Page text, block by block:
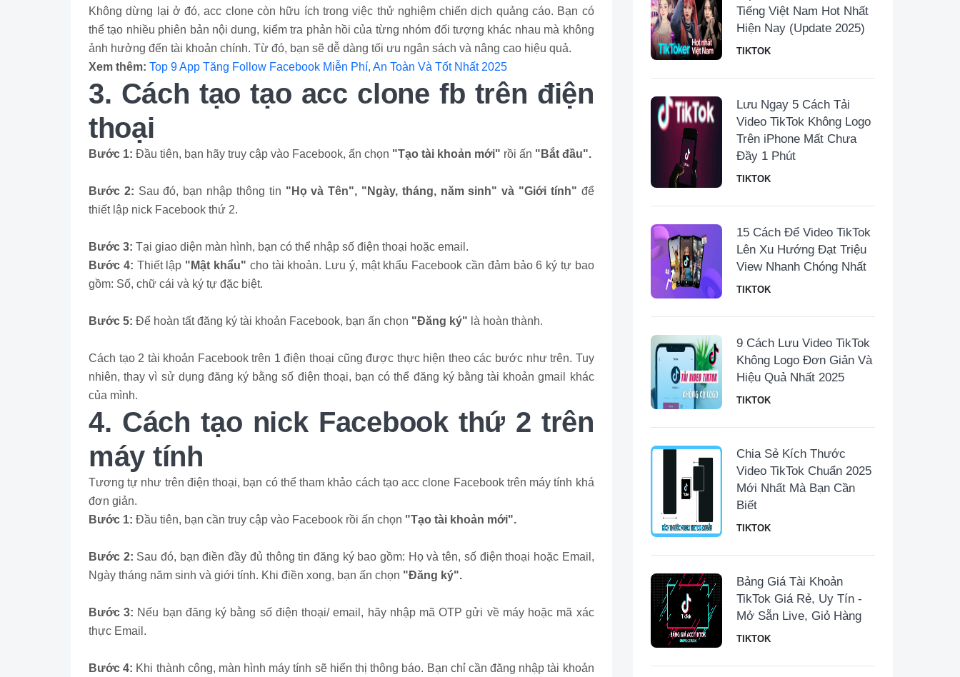
Không dừng lại ở đó, acc clone còn hữu ích trong việc thử nghiệm chiến dịch quảng cáo. Bạn có
thể tạo nhiều phiên bản nội dung, kiểm tra phản hồi của từng nhóm đối tượng khác nhau mà không
ảnh hưởng đến tài khoản chính. Từ đó, bạn sẽ dễ dàng tối ưu ngân sách và nâng cao hiệu quả.
Xem thêm: Top 9 App Tăng Follow Facebook Miễn Phí, An Toàn Và Tốt Nhất 2025
3. Cách tạo tạo acc clone fb trên điện
thoại
Bước 1: Đầu tiên, bạn hãy truy cập vào Facebook, ấn chọn "Tạo tài khoản mới" rồi ấn "Bắt đầu".
Bước 2: Sau đó, bạn nhập thông tin "Họ và Tên", "Ngày, tháng, năm sinh" và "Giới tính" để
thiết lập nick Facebook thứ 2.
Bước 3: Tại giao diện màn hình, bạn có thể nhập số điện thoại hoặc email.
Bước 4: Thiết lập "Mật khẩu" cho tài khoản. Lưu ý, mật khẩu Facebook cần đảm bảo 6 ký tự bao
gồm: Số, chữ cái và ký tự đặc biệt.
Bước 5: Để hoàn tất đăng ký tài khoản Facebook, bạn ấn chọn "Đăng ký" là hoàn thành.
Cách tạo 2 tài khoản Facebook trên 1 điện thoại cũng được thực hiện theo các bước như trên. Tuy
nhiên, thay vì sử dụng đăng ký bằng số điện thoại, bạn có thể đăng ký bằng tài khoản gmail khác
của mình.
4. Cách tạo nick Facebook thứ 2 trên
máy tính
Tương tự như trên điện thoại, bạn có thể tham khảo cách tạo acc clone Facebook trên máy tính khá
đơn giản.
Bước 1: Đầu tiên, bạn cần truy cập vào Facebook rồi ấn chọn "Tạo tài khoản mới".
Bước 2: Sau đó, bạn điền đầy đủ thông tin đăng ký bao gồm: Họ và tên, số điện thoại hoặc Email,
Ngày tháng năm sinh và giới tính. Khi điền xong, bạn ấn chọn "Đăng ký".
Bước 3: Nếu bạn đăng ký bằng số điện thoại/ email, hãy nhập mã OTP gửi về máy hoặc mã xác
thực Email.
Bước 4: Khi thành công, màn hình máy tính sẽ hiển thị thông báo. Bạn chỉ cần đăng nhập tài khoản
Tiếng Việt Nam Hot Nhất
Hiện Nay (Update 2025)
TIKTOK
Lưu Ngay 5 Cách Tải
Video TikTok Không Logo
Trên iPhone Mất Chưa
Đầy 1 Phút
TIKTOK
15 Cách Để Video TikTok
Lên Xu Hướng Đạt Triệu
View Nhanh Chóng Nhất
TIKTOK
9 Cách Lưu Video TikTok
Không Logo Đơn Giản Và
Hiệu Quả Nhất 2025
TIKTOK
Chia Sẻ Kích Thước
Video TikTok Chuẩn 2025
Mới Nhất Mà Bạn Cần
Biết
TIKTOK
Bảng Giá Tài Khoản
TikTok Giá Rẻ, Uy Tín -
Mở Sẵn Live, Giỏ Hàng
TIKTOK